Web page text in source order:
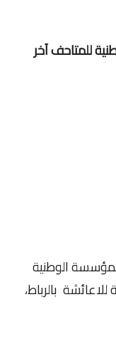
الوطنية للمتاحف آخر
الوطنية
للاعائشة بالرباط،